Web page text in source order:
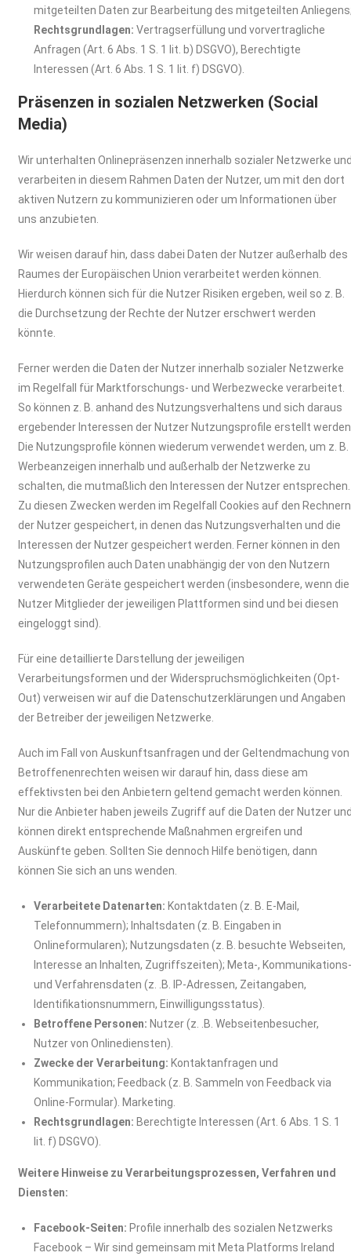
mitgeteilten Daten zur Bearbeitung des mitgeteilten
Rechtsgrundlagen: Vertragserfüllung und vorvertragliche
Anfragen (Art. 6 Abs. 1 S. 1 lit. b) DSGVO), Berechtigte
Interessen (Art. 6 Abs. 1 S. 1 lit. f) DSGVO).
Präsenzen in sozialen Netzwerken (Social
Media)
Wir unterhalten Onlinepräsenzen innerhalb sozialer Netzwerke
verarbeiten in diesem Rahmen Daten der Nutzer, um mit den dort
aktiven Nutzern zu kommunizieren oder um Informationen über
uns anzubieten.
Wir weisen darauf hin, dass dabei Daten der Nutzer außerhalb des
Raumes der Europäischen Union verarbeitet werden können.
Hierdurch können sich für die Nutzer Risiken ergeben, weil so z. B.
die Durchsetzung der Rechte der Nutzer erschwert werden
könnte.
Ferner werden die Daten der Nutzer innerhalb sozialer Netzwerke
im Regelfall für Marktforschungs- und Werbezwecke verarbeitet.
So können z. B. anhand des Nutzungsverhaltens und sich daraus
ergebender Interessen der Nutzer Nutzungsprofile erstellt
Die Nutzungsprofile können wiederum verwendet werden, um z. B.
Werbeanzeigen innerhalb und außerhalb der Netzwerke zu
schalten, die mutmaßlich den Interessen der Nutzer entsprechen.
Zu diesen Zwecken werden im Regelfall Cookies auf den Rechnern
der Nutzer gespeichert, in denen das Nutzungsverhalten und die
Interessen der Nutzer gespeichert werden. Ferner können in den
Nutzungsprofilen auch Daten unabhängig der von den Nutzern
verwendeten Geräte gespeichert werden (insbesondere, wenn die
Nutzer Mitglieder der jeweiligen Plattformen sind und bei diesen
eingeloggt sind).
Für eine detaillierte Darstellung der jeweiligen
Verarbeitungsformen und der Widerspruchsmöglichkeiten (Opt-
Out) verweisen wir auf die Datenschutzerklärungen und Angaben
der Betreiber der jeweiligen Netzwerke.
Auch im Fall von Auskunftsanfragen und der Geltendmachung von
Betroffenenrechten weisen wir darauf hin, dass diese am
effektivsten bei den Anbietern geltend gemacht werden können.
Nur die Anbieter haben jeweils Zugriff auf die Daten der Nutzer
können direkt entsprechende Maßnahmen ergreifen und
Auskünfte geben. Sollten Sie dennoch Hilfe benötigen, dann
können Sie sich an uns wenden.
Verarbeitete Datenarten: Kontaktdaten (z. B. E-Mail,
Telefonnummern); Inhaltsdaten (z. B. Eingaben in
Onlineformularen); Nutzungsdaten (z. B. besuchte Webseiten,
Interesse an Inhalten, Zugriffszeiten); Meta-,
und Verfahrensdaten (z. .B. IP-Adressen, Zeitangaben,
Identifikationsnummern, Einwilligungsstatus).
Betroffene Personen: Nutzer (z. .B. Webseitenbesucher,
Nutzer von Onlinediensten).
Zwecke der Verarbeitung: Kontaktanfragen und
Kommunikation; Feedback (z. B. Sammeln von Feedback via
Online-Formular). Marketing.
Rechtsgrundlagen: Berechtigte Interessen (Art. 6 Abs. 1 S. 1
lit. f) DSGVO).
Weitere Hinweise zu Verarbeitungsprozessen, Verfahren und
Diensten:
Facebook-Seiten: Profile innerhalb des sozialen Netzwerks
Facebook – Wir sind gemeinsam mit Meta Platforms Ireland